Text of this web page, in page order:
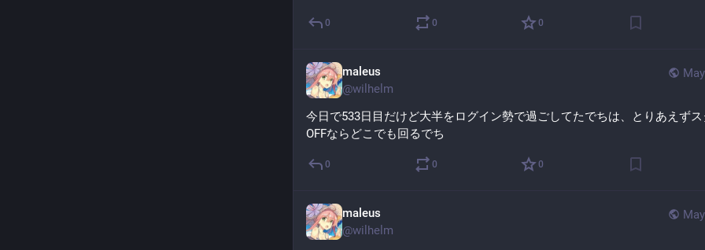
0 0 0
maleus
@wilhelm
今日で533日目だけど大半をログイン勢で過ごしてたでちは、とりあえずス
OFFならどこでも回るでち
0 0 0
maleus
@wilhelm